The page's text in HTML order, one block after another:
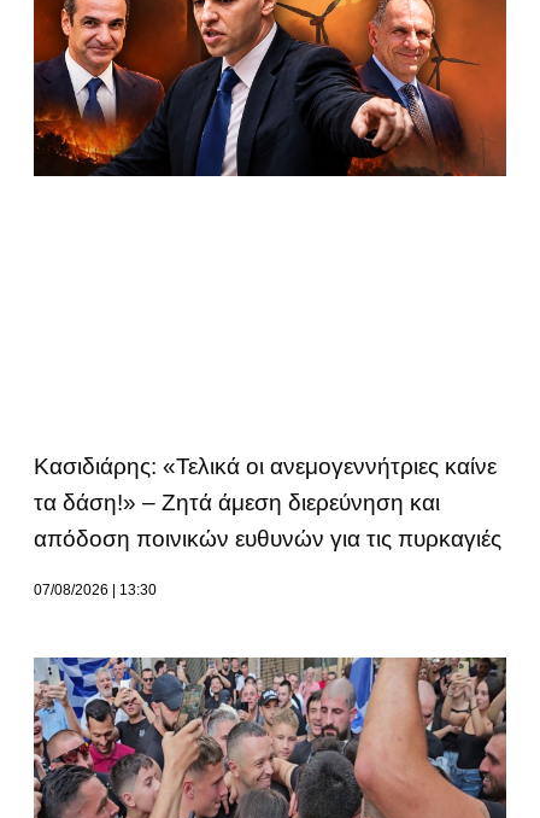
Κασιδιάρης: «Τελικά οι ανεμογεννήτριες καίνε
τα δάση!» – Ζητά άμεση διερεύνηση και
απόδοση ποινικών ευθυνών για τις πυρκαγιές
07/08/2026 13:30